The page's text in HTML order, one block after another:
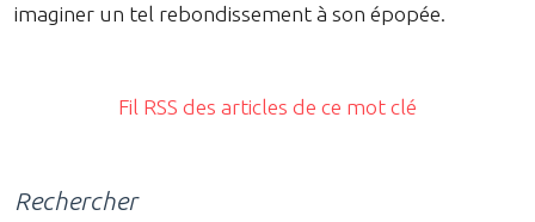
imaginer un tel rebondissement à son épopée.
Fil RSS des articles de ce mot clé
Rechercher